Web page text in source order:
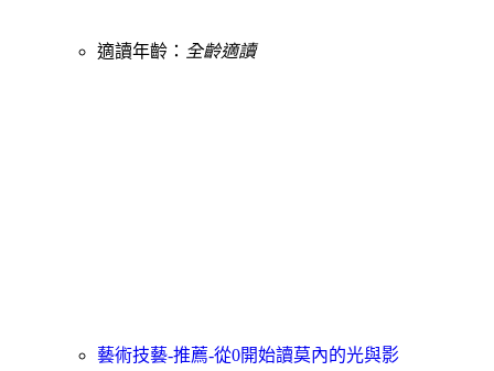
適讀年齡： 全齡適讀
藝術技藝-推薦-從0開始讀莫內的光與影